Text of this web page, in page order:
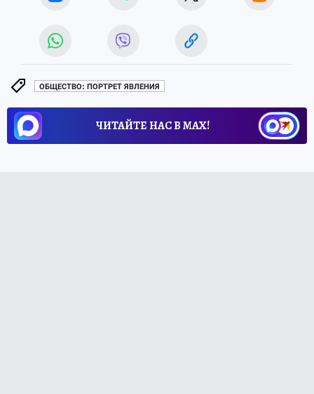
ОБЩЕСТВО: ПОРТРЕТ ЯВЛЕНИЯ
ЧИТАЙТЕ НАС В МАХ!